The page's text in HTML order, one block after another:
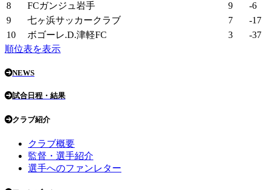
8
FCガンジュ岩手 9
-6
9
七ヶ浜サッカークラブ 7
-17
10
ボゴーレ.D.津軽FC 3
-37
順位表を表示
NEWS
試合日程・結果
クラブ紹介
クラブ概要
監督・選手紹介
選手へのファンレター